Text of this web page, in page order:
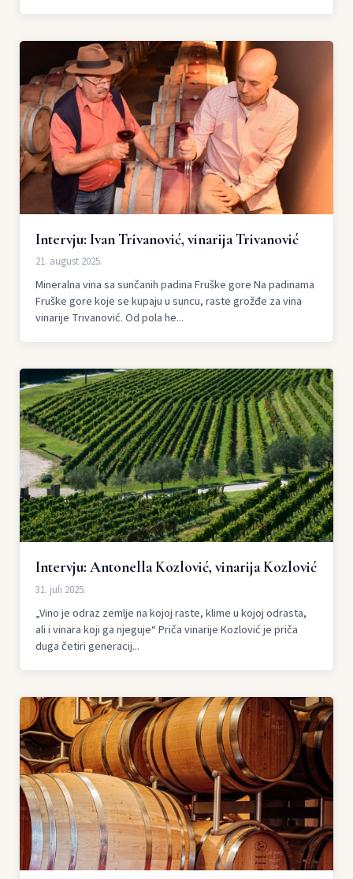
Intervju: Ivan Trivanović, vinarija Trivanović
21. august 2025.
Mineralna vina sa sunčanih padina Fruške gore Na padinama
Fruške gore koje se kupaju u suncu, raste grožđe za vina
vinarije Trivanović. Od pola he...
Intervju: Antonella Kozlović, vinarija Kozlović
31. juli 2025.
„Vino je odraz zemlje na kojoj raste, klime u kojoj odrasta,
ali i vinara koji ga njeguje“ Priča vinarije Kozlović je priča
duga četiri generacij...